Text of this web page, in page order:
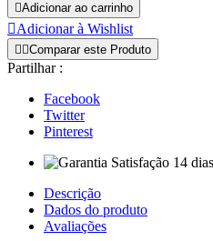
Adicionar ao carrinho
Adicionar à Wishlist
 Comparar este Produto
Partilhar :
Facebook
Twitter
Pinterest
Descrição
Dados do produto
Avaliações